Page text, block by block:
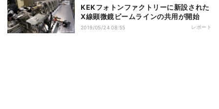
KEKフォトンファクトリーに新設された
X線顕微鏡ビームラインの共用が開始
2019/05/24 08:55 レポート